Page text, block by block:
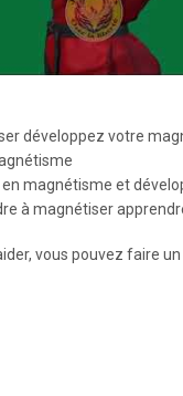
développez votre
magnétisme et
à magnétiser
vous pouvez faire